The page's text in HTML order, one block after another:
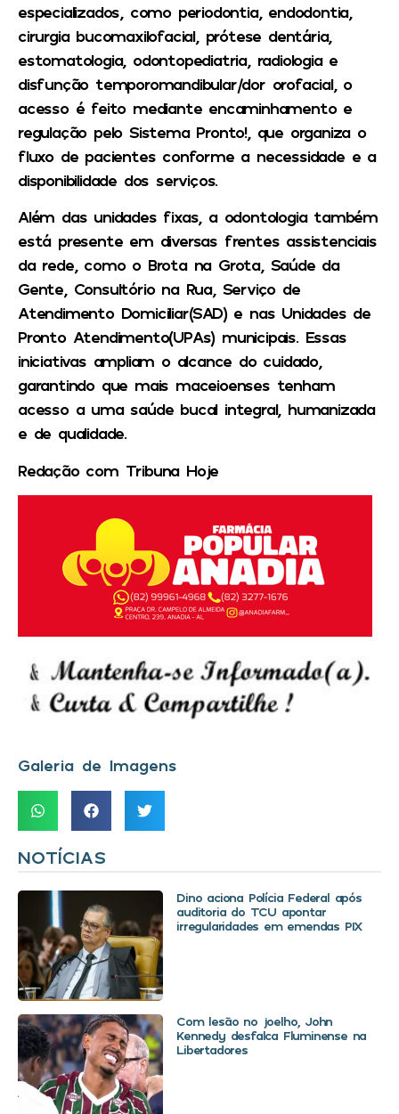
especializados, como periodontia, endodontia,
cirurgia bucomaxilofacial, prótese dentária,
estomatologia, odontopediatria, radiologia e
disfunção temporomandibular/dor orofacial, o
acesso é feito mediante encaminhamento e
regulação pelo Sistema Pronto!, que organiza o
fluxo de pacientes conforme a necessidade e a
disponibilidade dos serviços.
Além das unidades fixas, a odontologia também
está presente em diversas frentes assistenciais
da rede, como o Brota na Grota, Saúde da
Gente, Consultório na Rua, Serviço de
Atendimento Domiciliar(SAD) e nas Unidades de
Pronto Atendimento(UPAs) municipais. Essas
iniciativas ampliam o alcance do cuidado,
garantindo que mais maceioenses tenham
acesso a uma saúde bucal integral, humanizada
e de qualidade.
Redação com Tribuna Hoje
Galeria de Imagens
NOTÍCIAS
Dino aciona Polícia Federal após
auditoria do TCU apontar
irregularidades em emendas PIX
Com lesão no joelho, John
Kennedy desfalca Fluminense na
Libertadores